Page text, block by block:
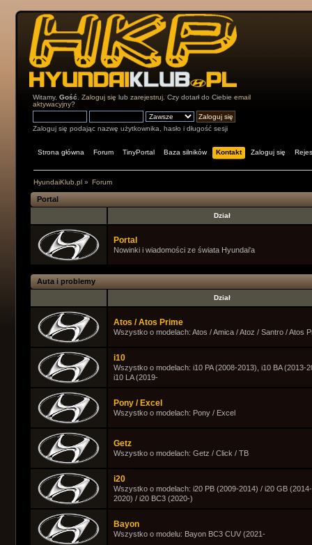
Witamy,Gość .Zaloguj się lubzarejestruj . Czy dotarł do Ciebieemail
aktywacyjny?
Zaloguj się podając nazwę użytkownika, hasło i długość sesji
Strona główna Forum TinyPortal Baza silników Kontakt Zaloguj się
HyundaiKlub.pl» Forum
Portal
Dział
Portal
Nowinki i wiadomości ze świata Hyundai'a
Auta i problemy
Dział
Atos / Atos Prime
Wszystko o modelach: Atos / Amica / Atoz / Santro / Atos
i10
Wszystko o modelach: i10 PA (2008-2013), i10 BA (2013-
i10 LA (2019-
Pony / Excel
Wszystko o modelach: Pony / Excel
Getz
Wszystko o modelach: Getz / Click / TB
i20
Wszystko o modelach: i20 PB (2009-2014) / i20 GB (2014-
2020) / i20 BC3 (2020-)
Bayon
Wszystko o modelu: Bayon BC3 CUV (2021-